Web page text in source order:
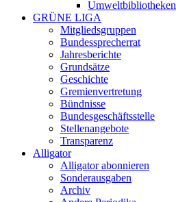
Umweltbibliotheken
GRÜNE LIGA
Mitgliedsgruppen
Bundessprecherrat
Jahresberichte
Grundsätze
Geschichte
Gremienvertretung
Bündnisse
Bundesgeschäftsstelle
Stellenangebote
Transparenz
Alligator
Alligator abonnieren
Sonderausgaben
Archiv